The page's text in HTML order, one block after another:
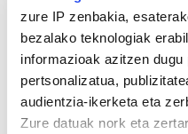
zure IP zenbakia,
bezalako teknologiak
informazioak azitzen
pertsonalizatua,
audientzia-ikerketa eta
Zure datuak nork eta